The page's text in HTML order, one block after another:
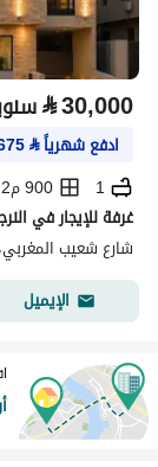
⃁30,000
ادفع شهرياً⃁
1
900 م2
غرفة للإيجار في
شارع شعيب
الإيميل